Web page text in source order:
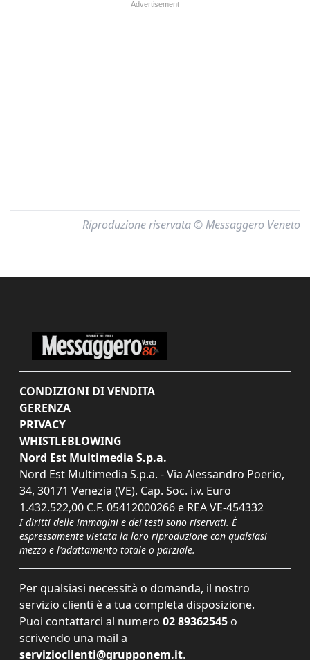
Riproduzione riservata © Messaggero Veneto
CONDIZIONI DI VENDITA
GERENZA
PRIVACY
WHISTLEBLOWING
Nord Est Multimedia S.p.a.
Nord Est Multimedia S.p.a. - Via Alessandro Poerio,
34, 30171 Venezia (VE). Cap. Soc. i.v. Euro
1.432.522,00 C.F. 05412000266 e REA VE-454332
I diritti delle immagini e dei testi sono riservati. È
espressamente vietata la loro riproduzione con qualsiasi
mezzo e l'adattamento totale o parziale.
Per qualsiasi necessità o domanda, il nostro
servizio clienti è a tua completa disposizione.
Puoi contattarci al numero 02 89362545 o
scrivendo una mail a
servizioclienti@grupponem.it.